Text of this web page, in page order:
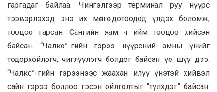
гаргадаг байлаа. Чингэлгээр терминал руу нүүрс
тээвэрлэхэд энэ их мөнгө дотоодод үлдэх боломж,
тооцоо гарсан. Сангийн яам ч ийм тооцоо хийсэн
байсан. “Чалко”-гийн гэрээ нүүрсний амны үнийг
тодорхойлогч, чиглүүлэгч болдог байсан үе шүү дээ.
“Чалко”-гийн гэрээнээс жаахан илүү үнэтэй хийвэл
сайн гэрээ боллоо гэсэн ойлголтыг “түлхдэг” байсан.